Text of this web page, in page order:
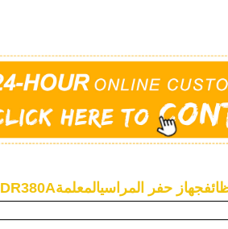
DR380A جهاز حفر المراسيالمعلمة